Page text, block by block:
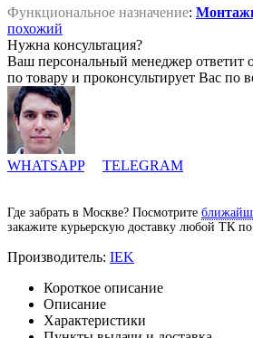
Функциональное назначение:
похожий
Нужна консультация?
Ваш персональный менеджер ответит
по товару и проконсультирует Вас по
WHATSAPP TELEGRAM
Где забрать в Москве? Посмотрите
закажите курьерскую доставку любой ТК
Производитель: IEK
Короткое описание
Описание
Характеристики